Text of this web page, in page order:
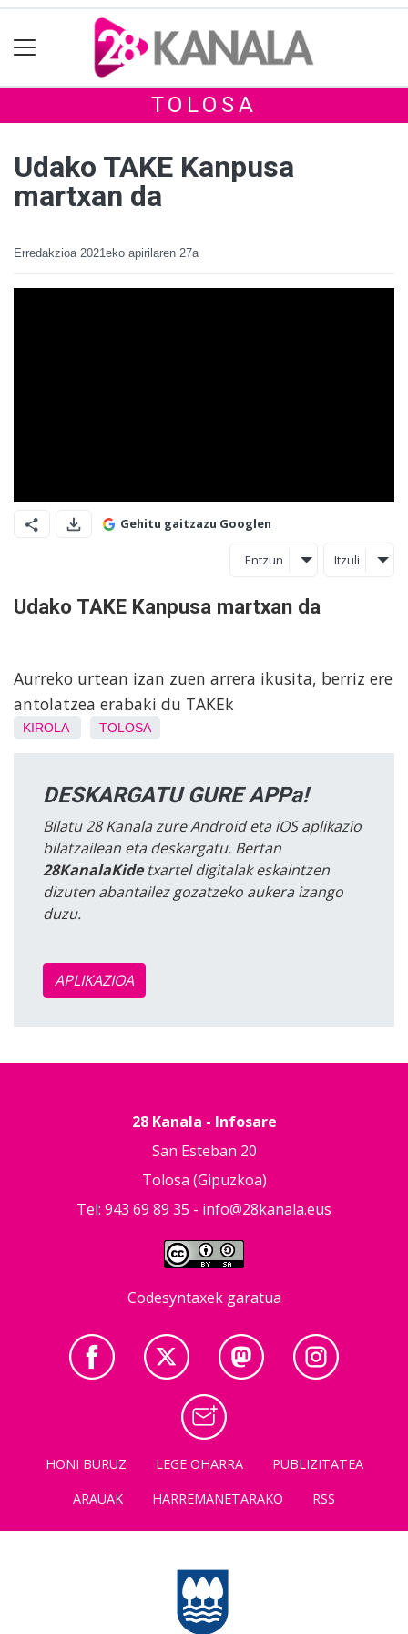
TOLOSA
Udako TAKE Kanpusa
martxan da
Erredakzioa 2021eko apirilaren 27a
Gehitu gaitzazu Googlen
Entzun Itzuli
Udako TAKE Kanpusa martxan da
Aurreko urtean izan zuen arrera ikusita, berriz ere
antolatzea erabaki du TAKEk
KIROLA TOLOSA
DESKARGATU GURE APPa!
Bilatu 28 Kanala zure Android eta iOS aplikazio
bilatzailean eta deskargatu. Bertan
28KanalaKidetxartel digitalak eskaintzen
dizuten abantailez gozatzeko aukera izango
duzu.
APLIKAZIOA
28 Kanala - Infosare
San Esteban 20
Tolosa (Gipuzkoa)
Tel: 943 69 89 35 - info@28kanala.eus
Codesyntaxek garatua
HONI BURUZ LEGE OHARRA
PUBLIZITATEA
ARAUAK
HARREMANETARAKO RSS